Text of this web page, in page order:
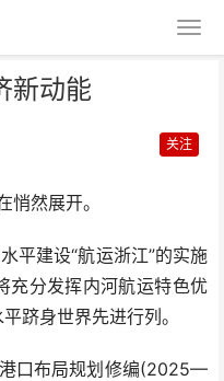
新动能
关注
然展开。
建设“航运浙江”的实施
充分发挥内河航运特色优
跻身世界先进行列。
口布局规划修编(2025—
能